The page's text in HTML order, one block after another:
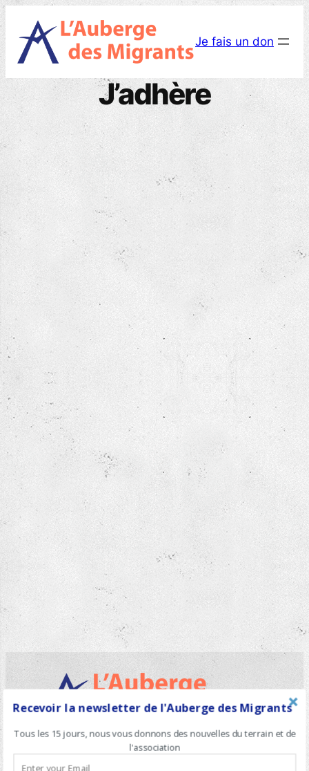
contenu
Je fais un don
J’adhère
Association l’Auberge des Migrants,
BP 70113, 62100 CALAIS Cedex
Recevoir la newsletter de l'Auberge des Migrants
Tous les 15 jours, nous vous donnons des nouvelles du terrain et de
l'association